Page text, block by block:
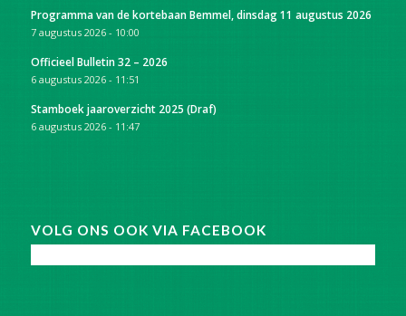
Programma van de kortebaan Bemmel, dinsdag 11 augustus 2026
7 augustus 2026 - 10:00
Officieel Bulletin 32 – 2026
6 augustus 2026 - 11:51
Stamboek jaaroverzicht 2025 (Draf)
6 augustus 2026 - 11:47
VOLG ONS OOK VIA FACEBOOK